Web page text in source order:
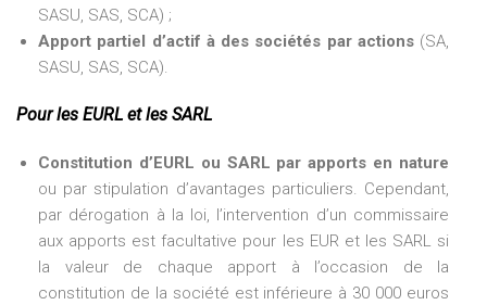
SASU, SAS, SCA) ;
Apport partiel d’actif à des sociétés par actions(SA,
SASU, SAS, SCA).
Pour les EURL et les SARL
Constitution d’EURL ou SARL par apports en nature
ou par stipulation d’avantages particuliers. Cependant,
par dérogation à la loi, l’intervention d’un commissaire
aux apports est facultative pour les EUR et les SARL si
la valeur de chaque apport à l’occasion de la
constitution de la société est inférieure à 30 000 euros